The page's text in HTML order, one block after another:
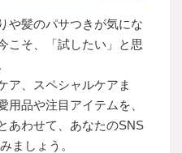
や髪のパサつきが気にな
こそ、「試したい」と思
ア、スペシャルケアま
用品や注目アイテムを、
あわせて、あなたのSNS
ましょう。